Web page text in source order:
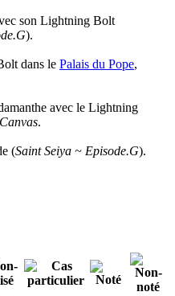
son Lightning Bolt
).
dans le Palais du Pope,
avec le Lightning
.
(Saint Seiya ~ Episode.G).